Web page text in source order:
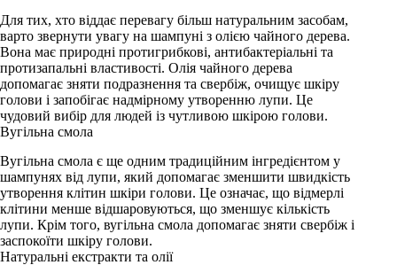
Для тих, хто віддає перевагу більш натуральним засобам,
варто звернути увагу на шампуні з олією чайного дерева.
Вона має природні протигрибкові, антибактеріальні та
протизапальні властивості. Олія чайного дерева
допомагає зняти подразнення та свербіж, очищує шкіру
голови і запобігає надмірному утворенню лупи. Це
чудовий вибір для людей із чутливою шкірою голови.
Вугільна смола
Вугільна смола є ще одним традиційним інгредієнтом у
шампунях від лупи, який допомагає зменшити швидкість
утворення клітин шкіри голови. Це означає, що відмерлі
клітини менше відшаровуються, що зменшує кількість
лупи. Крім того, вугільна смола допомагає зняти свербіж і
заспокоїти шкіру голови.
Натуральні екстракти та олії